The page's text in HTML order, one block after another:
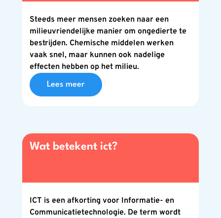
Steeds meer mensen zoeken naar een
milieuvriendelijke manier om ongedierte te
bestrijden. Chemische middelen werken
vaak snel, maar kunnen ook nadelige
effecten hebben op het milieu.
Lees meer
Wat betekent ict?
ICT is een afkorting voor Informatie- en
Communicatietechnologie. De term wordt